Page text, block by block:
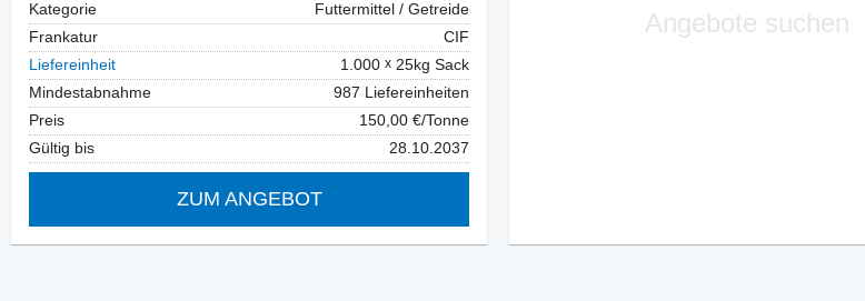
Kategorie
Futtermittel / Getreide
Frankatur
CIF
Liefereinheit
1.000
25kg Sack
Mindestabnahme
987 Liefereinheiten
Preis
150,00 €/Tonne
Gültig bis
28.10.2037
ZUM ANGEBOT
Angebote suchen